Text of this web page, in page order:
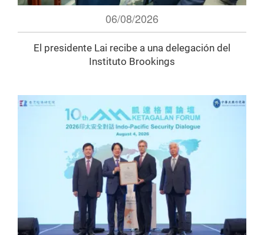
06/08/2026
El presidente Lai recibe a una delegación del
Instituto Brookings